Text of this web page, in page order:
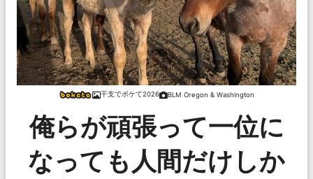
干支でボケて2026 BLM Oregon & Washington
俺らが頑張って一位に
なっても人間だけしか